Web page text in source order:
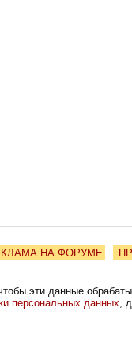
НА ФОРУМЕ
эти данные
персональных данных,